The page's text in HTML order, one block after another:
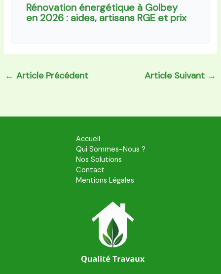
Rénovation énergétique à Golbey
en 2026 : aides, artisans RGE et prix
← Article Précédent Article Suivant →
Accueil
Qui Sommes-Nous ?
Nos Solutions
Contact
Mentions Légales